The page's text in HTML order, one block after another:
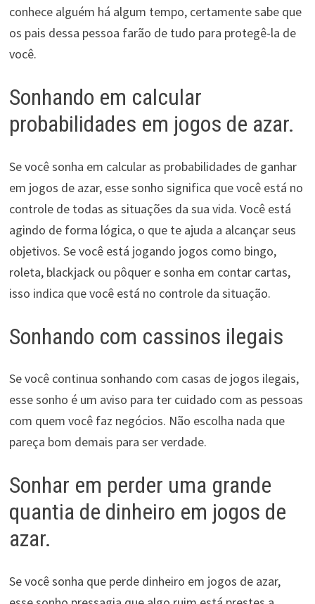
conhece alguém há algum tempo, certamente sabe que
os pais dessa pessoa farão de tudo para protegê-la de
você.
Sonhando em calcular
probabilidades em jogos de azar.
Se você sonha em calcular as probabilidades de ganhar
em jogos de azar, esse sonho significa que você está no
controle de todas as situações da sua vida. Você está
agindo de forma lógica, o que te ajuda a alcançar seus
objetivos. Se você está jogando jogos como bingo,
roleta, blackjack ou pôquer e sonha em contar cartas,
isso indica que você está no controle da situação.
Sonhando com cassinos ilegais
Se você continua sonhando com casas de jogos ilegais,
esse sonho é um aviso para ter cuidado com as pessoas
com quem você faz negócios. Não escolha nada que
pareça bom demais para ser verdade.
Sonhar em perder uma grande
quantia de dinheiro em jogos de
azar.
Se você sonha que perde dinheiro em jogos de azar,